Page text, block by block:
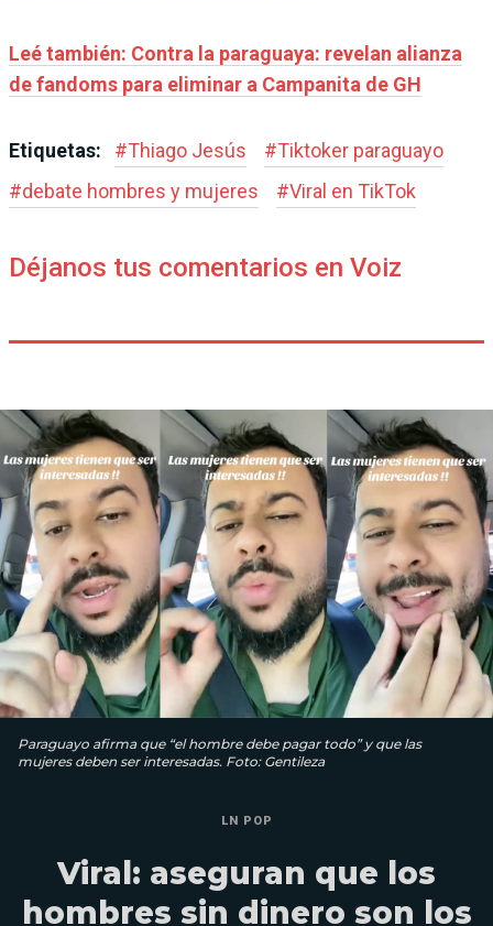
Leé también: Contra la paraguaya: revelan alianza
de fandoms para eliminar a Campanita de GH
Etiquetas: #Thiago Jesús #Tiktoker paraguayo
#debate hombres y mujeres #Viral en TikTok
Déjanos tus comentarios en Voiz
Paraguayo afirma que “el hombre debe pagar todo” y que las
mujeres deben ser interesadas. Foto: Gentileza
LN POP
Viral: aseguran que los
hombres sin dinero son los